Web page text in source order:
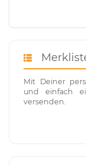
Mit Deiner
und einfach
versenden.